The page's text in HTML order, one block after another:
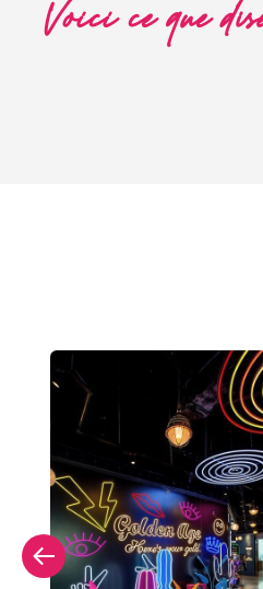
Voici ce que